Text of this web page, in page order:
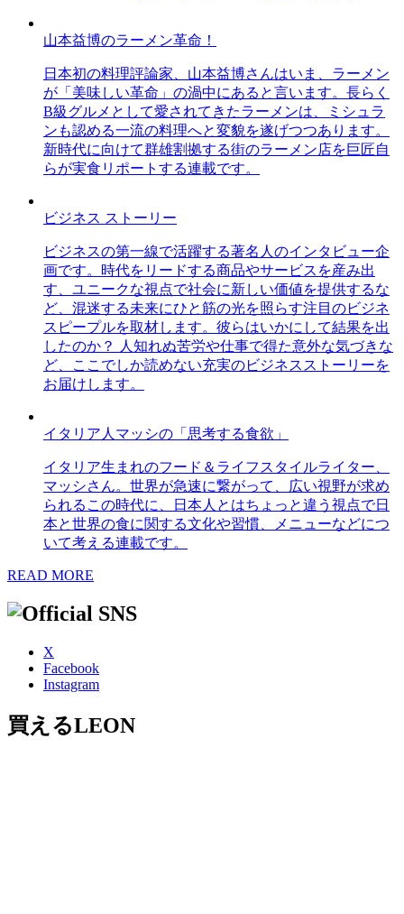
山本益博のラーメン革命！
日本初の料理評論家、山本益博さんはいま、ラーメン
が「美味しい革命」の渦中にあると言います。長らく
B級グルメとして愛されてきたラーメンは、ミシュラ
ンも認める一流の料理へと変貌を遂げつつあります。
新時代に向けて群雄割拠する街のラーメン店を巨匠自
らが実食リポートする連載です。
ビジネス ストーリー
ビジネスの第一線で活躍する著名人のインタビュー企
画です。時代をリードする商品やサービスを産み出
す、ユニークな視点で社会に新しい価値を提供するな
ど、混迷する未来にひと筋の光を照らす注目のビジネ
スピープルを取材します。彼らはいかにして結果を出
したのか？ 人知れぬ苦労や仕事で得た意外な気づきな
ど、ここでしか読めない充実のビジネスストーリーを
お届けします。
イタリア人マッシの「思考する食欲」
イタリア生まれのフード＆ライフスタイルライター、
マッシさん。世界が急速に繋がって、広い視野が求め
られるこの時代に、日本人とはちょっと違う視点で日
本と世界の食に関する文化や習慣、メニューなどにつ
いて考える連載です。
READ MORE
X
Facebook
Instagram
買えるLEON